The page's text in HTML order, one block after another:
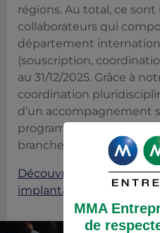
MMA
de
régions. Au total, ce
collaborateurs qui
département
(souscription,
au 31/12/2025. Grâce à
coordination
d’un accompagnement
programme
branches.
Découvrez la liste des
implantation dans le